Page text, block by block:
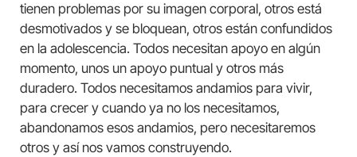
tienen problemas por su imagen corporal, otros está
desmotivados y se bloquean, otros están confundidos
en la adolescencia. Todos necesitan apoyo en algún
momento, unos un apoyo puntual y otros más
duradero. Todos necesitamos andamios para vivir,
para crecer y cuando ya no los necesitamos,
abandonamos esos andamios, pero necesitaremos
otros y así nos vamos construyendo.